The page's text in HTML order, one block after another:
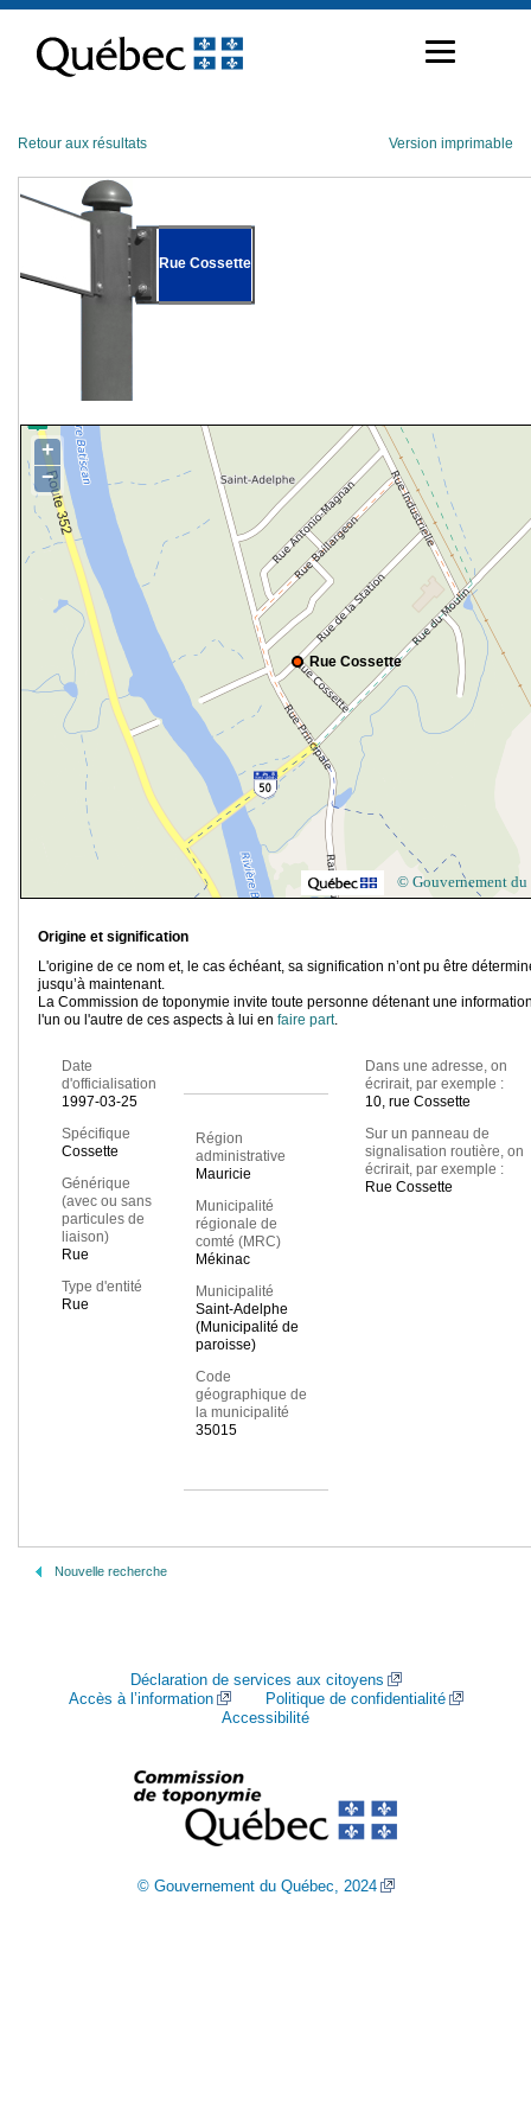
contenu
Retour aux résultats Version imprimable
Rue Cossette
Rue Cossette
+
−
© Gouvernement du
Origine et signification
L'origine de ce nom et, le cas échéant, sa signification n’ont pu être
jusqu’à maintenant.
La Commission de toponymie invite toute personne détenant une
l'un ou l'autre de ces aspects à lui en faire part.
Date
d'officialisation
1997-03-25
Spécifique
Cossette
Générique
(avec ou sans
particules de
liaison)
Rue
Type d'entité
Rue
Région
administrative
Mauricie
Municipalité
régionale de
comté (MRC)
Mékinac
Municipalité
Saint-Adelphe
(Municipalité de
paroisse)
Code
géographique de
la municipalité
35015
Dans une adresse, on
écrirait, par exemple :
10, rue Cossette
Sur un panneau de
signalisation routière, on
écrirait, par exemple :
Rue Cossette
Nouvelle recherche
Déclaration de services aux citoyens
Accès à l’information
Politique de confidentialité
Accessibilité
© Gouvernement du Québec, 2024